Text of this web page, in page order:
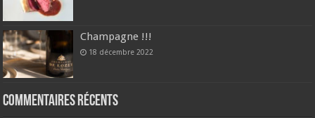
Champagne !!!
18 décembre 2022
Commentaires récents